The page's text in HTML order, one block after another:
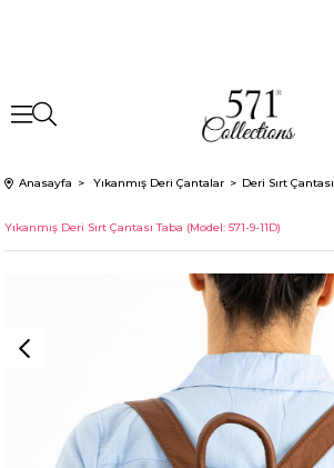
Anasayfa Yıkanmış Deri Çantalar Deri Sırt Çantası
Yıkanmış Deri Sırt Çantası Taba (Model: 571-9-11D)